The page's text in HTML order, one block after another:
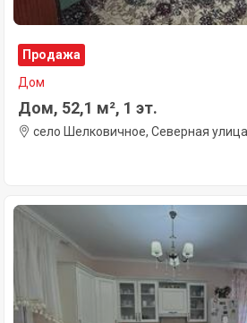
Продажа
Дом
Дом, 52,1 м², 1 эт.
село Шелковичное, Северная